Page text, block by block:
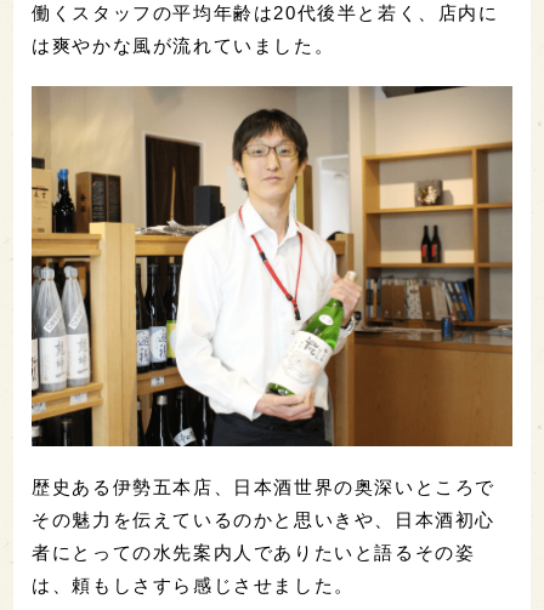
働くスタッフの平均年齢は20代後半と若く、店内に
は爽やかな風が流れていました。
歴史ある伊勢五本店、日本酒世界の奥深いところで
その魅力を伝えているのかと思いきや、日本酒初心
者にとっての水先案内人でありたいと語るその姿
は、頼もしさすら感じさせました。